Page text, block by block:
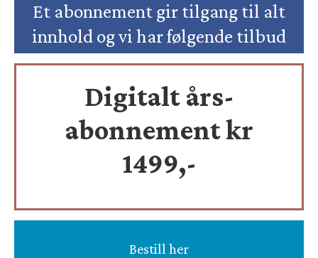
Et abonnement gir tilgang til alt
innhold og vi har følgende tilbud
Digitalt års-
abonnement kr
1499,-
Bestill her